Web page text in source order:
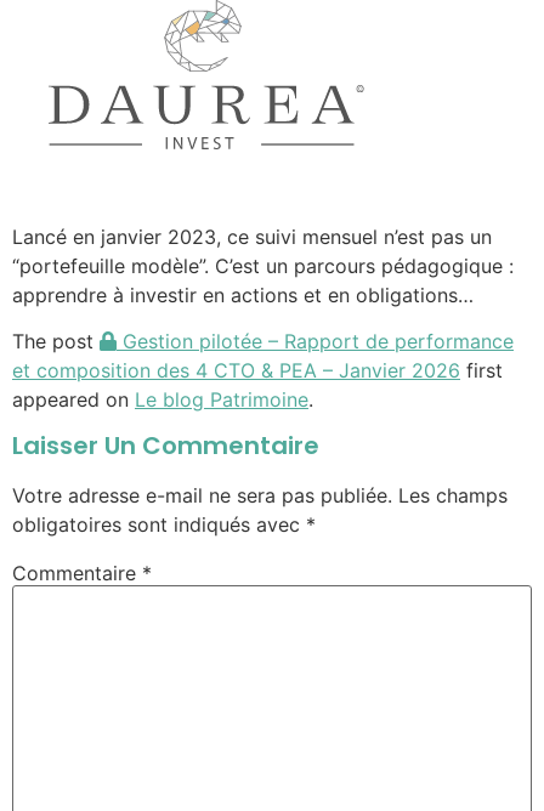
Lancé en janvier 2023, ce suivi mensuel n’est pas un
“portefeuille modèle”. C’est un parcours pédagogique :
apprendre à investir en actions et en obligations…
The post
Gestion pilotée – Rapport de performance
et composition des 4 CTO & PEA – Janvier 2026 first
appeared on Le blog Patrimoine.
Laisser Un Commentaire
Votre adresse e-mail ne sera pas publiée. Les champs
obligatoires sont indiqués avec *
Commentaire *